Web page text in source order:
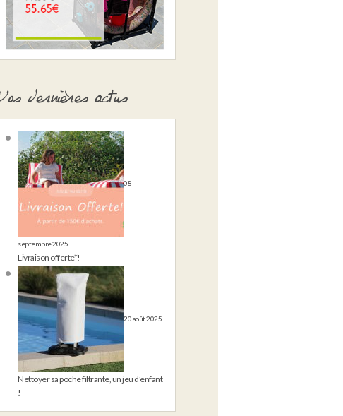
dernières actus
08
septembre 2025
Livraison offerte*!
20 août 2025
Nettoyer sa poche filtrante, un jeu d’enfant
!